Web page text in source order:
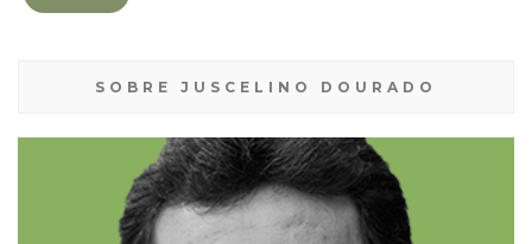
SOBRE JUSCELINO DOURADO